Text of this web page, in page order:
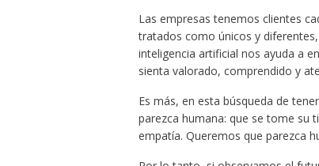
Las empresas tenemos clientes
tratados como únicos y
inteligencia artificial nos ayuda a
sienta valorado, comprendido y
Es más, en esta búsqueda de
parezca humana: que se tome su
empatía. Queremos que parezca